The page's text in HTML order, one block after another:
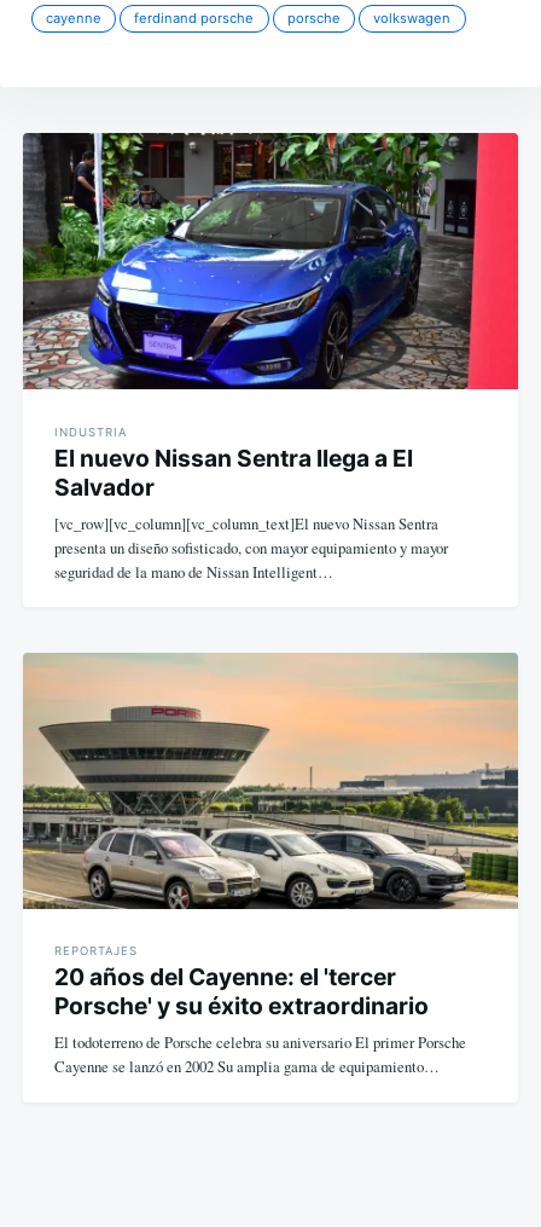
cayenne ferdinand porsche porsche volkswagen
Navegación
de
entradas
INDUSTRIA
El nuevo Nissan Sentra llega a El
Salvador
[vc_row][vc_column][vc_column_text]El nuevo Nissan Sentra
presenta un diseño sofisticado, con mayor equipamiento y mayor
seguridad de la mano de Nissan Intelligent…
REPORTAJES
20 años del Cayenne: el 'tercer
Porsche' y su éxito extraordinario
El todoterreno de Porsche celebra su aniversario El primer Porsche
Cayenne se lanzó en 2002 Su amplia gama de equipamiento…